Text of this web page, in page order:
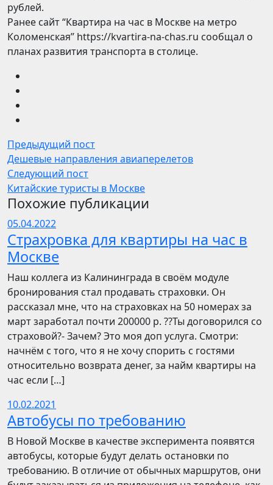
рублей.
Ранее сайт “Квартира на час в Москве на метро
Коломенская” https://kvartira-na-chas.ru сообщал о
планах развития транспорта в столице.
Предыдущий пост
Дешевые направления авиаперелетов
Следующий пост
Китайские туристы в Москве
Похожие публикации
05.04.2022
Страхровка для квартиры на час в
Москве
Наш коллега из Калининграда в своём модуле
бронирования стал продавать страховки. Он
рассказал мне, что на страховках на 50 номерах за
март заработал почти 200000 р. ??Ты договорился со
страховой?- Зачем? Это моя доп услуга. Смотри:
начнём с того, что я не хочу спорить с гостями
относительно возврата денег, за найм квартиры на
час если […]
10.02.2021
Автобусы по требованию
В Новой Москве в качестве эксперимента появятся
автобусы, которые будут делать остановки по
требованию. В отличие от обычных маршрутов, они